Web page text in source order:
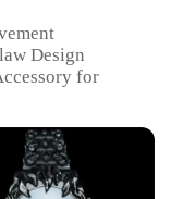
Design
for
Timekeeping
for Wholesale